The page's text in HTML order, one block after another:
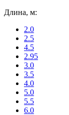
Длина, м:
2.0
2.5
4.5
2.95
3.0
3.5
4.0
5.0
5.5
6.0